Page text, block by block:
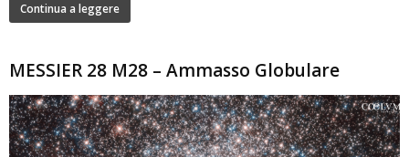
Continua a leggere
MESSIER 28 M28 – Ammasso Globulare